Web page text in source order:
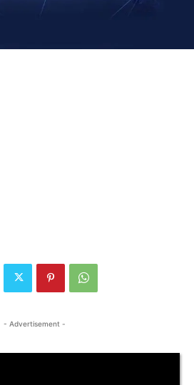
- Advertisement -